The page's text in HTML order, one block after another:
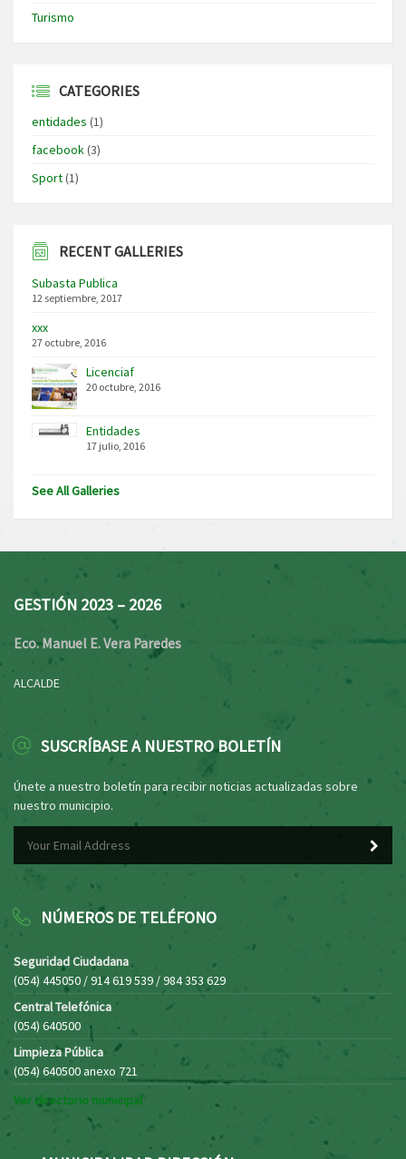
Turismo
CATEGORIES
entidades (1)
facebook(3)
Sport(1)
RECENT GALLERIES
Subasta Publica
12 septiembre, 2017
xxx
27 octubre, 2016
Licenciaf
20 octubre, 2016
Entidades
17 julio, 2016
See All Galleries
GESTIÓN 2023 – 2026
Eco. Manuel E. Vera Paredes
ALCALDE
SUSCRÍBASE A NUESTRO BOLETÍN
Únete a nuestro boletín para recibir noticias actualizadas sobre
nuestro municipio.
NÚMEROS DE TELÉFONO
Seguridad Ciudadana
(054) 445050 / 914 619 539 / 984 353 629
Central Telefónica
(054) 640500
Limpieza Pública
(054) 640500 anexo 721
Ver directorio municipal